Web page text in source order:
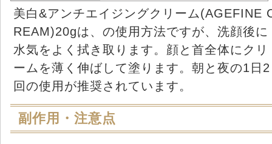
美白&アンチエイジングクリーム(AGEFINE
REAM)20gは、の使用方法ですが、洗顔後に
水気をよく拭き取ります。顔と首全体にクリ
ームを薄く伸ばして塗ります。朝と夜の1日2
回の使用が推奨されています。
副作用・注意点